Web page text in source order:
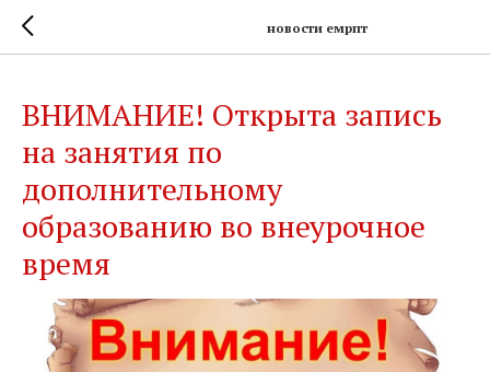
новости емрпт
ВНИМАНИЕ! Открыта запись
на занятия по
дополнительному
образованию во внеурочное
время